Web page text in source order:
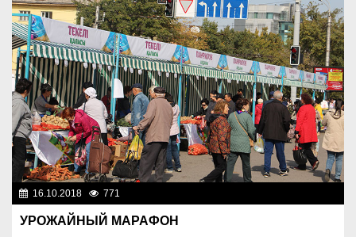
16.10.2018 771
УРОЖАЙНЫЙ МАРАФОН